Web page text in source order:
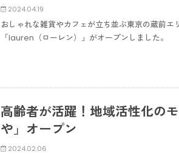
2024.04.19
おしゃれな雑貨やカフェが立ち並ぶ東京の蔵前
「lauren（ローレン）」がオープンしました。
高齢者が活躍！地域活性化の
や」オープン
2024.02.06